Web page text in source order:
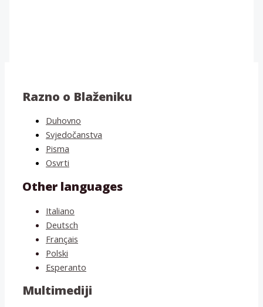
Razno o Blaženiku
Duhovno
Svjedočanstva
Pisma
Osvrti
Other languages
Italiano
Deutsch
Français
Polski
Esperanto
Multimediji